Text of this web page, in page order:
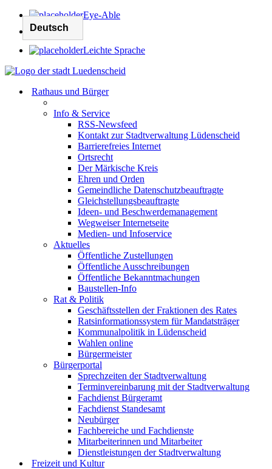
Eye-Able
Leichte Sprache
Rathaus und Bürger
Info & Service
RSS-Newsfeed
Kontakt zur Stadtverwaltung Lüdenscheid
Barrierefreies Internet
Ortsrecht
Der Märkische Kreis
Ehren und Orden
Gemeindliche Datenschutzbeauftragte
Gleichstellungsbeauftragte
Ideen- und Beschwerdemanagement
Wegweiser Internetseite
Medien- und Infoservice
Aktuelles
Öffentliche Zustellungen
Öffentliche Ausschreibungen
Öffentliche Bekanntmachungen
Baustellen-Info
Rat & Politik
Geschäftsstellen der Fraktionen des Rates
Ratsinformationssystem für Mandatsträger
Kommunalpolitik in Lüdenscheid
Wahlen online
Bürgermeister
Bürgerportal
Sprechzeiten der Stadtverwaltung
Terminvereinbarung mit der Stadtverwaltung
Fachdienst Bürgeramt
Fachdienst Standesamt
Neubürger
Fachbereiche und Fachdienste
Mitarbeiterinnen und Mitarbeiter
Dienstleistungen der Stadtverwaltung
Freizeit und Kultur